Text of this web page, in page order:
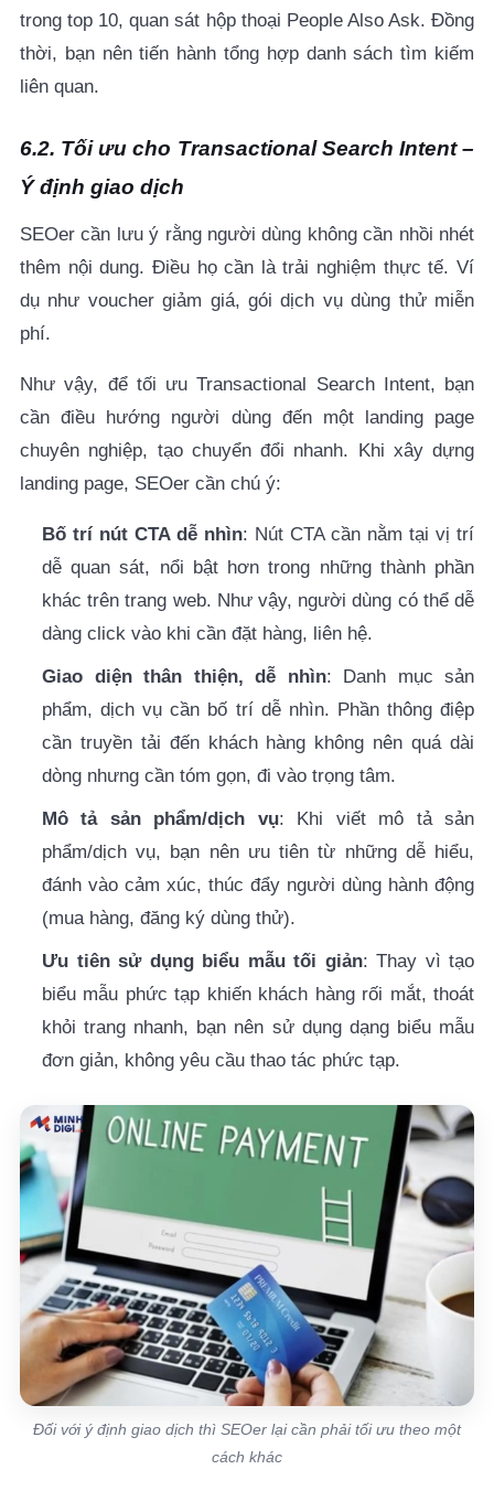
trong top 10, quan sát hộp thoại People Also Ask. Đồng
thời, bạn nên tiến hành tổng hợp danh sách tìm kiếm
liên quan.
6.2. Tối ưu cho Transactional Search Intent –
Ý định giao dịch
SEOer cần lưu ý rằng người dùng không cần nhồi nhét
thêm nội dung. Điều họ cần là trải nghiệm thực tế. Ví
dụ như voucher giảm giá, gói dịch vụ dùng thử miễn
phí.
Như vậy, để tối ưu Transactional Search Intent, bạn
cần điều hướng người dùng đến một landing page
chuyên nghiệp, tạo chuyển đổi nhanh. Khi xây dựng
landing page, SEOer cần chú ý:
Bố trí nút CTA dễ nhìn: Nút CTA cần nằm tại vị trí
dễ quan sát, nổi bật hơn trong những thành phần
khác trên trang web. Như vậy, người dùng có thể dễ
dàng click vào khi cần đặt hàng, liên hệ.
Giao diện thân thiện, dễ nhìn: Danh mục sản
phẩm, dịch vụ cần bố trí dễ nhìn. Phần thông điệp
cần truyền tải đến khách hàng không nên quá dài
dòng nhưng cần tóm gọn, đi vào trọng tâm.
Mô tả sản phẩm/dịch vụ: Khi viết mô tả sản
phẩm/dịch vụ, bạn nên ưu tiên từ những dễ hiểu,
đánh vào cảm xúc, thúc đẩy người dùng hành động
(mua hàng, đăng ký dùng thử).
Ưu tiên sử dụng biểu mẫu tối giản: Thay vì tạo
biểu mẫu phức tạp khiến khách hàng rối mắt, thoát
khỏi trang nhanh, bạn nên sử dụng dạng biểu mẫu
đơn giản, không yêu cầu thao tác phức tạp.
Đối với ý định giao dịch thì SEOer lại cần phải tối ưu theo một
cách khác